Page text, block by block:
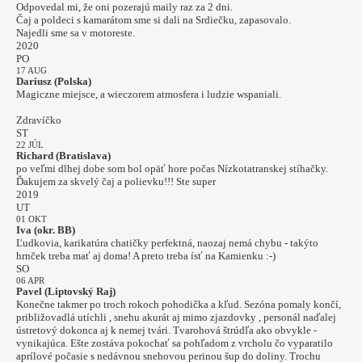
Odpovedal mi, že oni pozerajú maily raz za 2 dni.
Čaj a poldeci s kamarátom sme si dali na Srdiečku, zapasovalo.
Najedli sme sa v motoreste.
2020
PO
17 AUG
Dariusz (Polska)
Magiczne miejsce, a wieczorem atmosfera i ludzie wspaniali.
Zdravíčko
ST
22 JÚL
Richard (Bratislava)
po veľmi dlhej dobe som bol opäť hore počas Nízkotatranskej stíhačky.
Ďakujem za skvelý čaj a polievku!!! Ste super
2019
UT
01 OKT
Iva (okr. BB)
Ľudkovia, karikatúra chatičky perfektná, naozaj nemá chybu - takýto
hrnček treba mať aj doma! A preto treba ísť na Kamienku :-)
SO
06 APR
Pavel (Liptovský Raj)
Konečne takmer po troch rokoch pohodička a kľud. Sezóna pomaly končí,
približovadlá utíchli , snehu akurát aj mimo zjazdovky , personál naďalej
ústretový dokonca aj k nemej tvári. Tvarohová štrúdľa ako obvykle -
vynikajúca. Ešte zostáva pokochať sa pohľadom z vrcholu čo vyparatilo
aprílové počasie s nedávnou snehovou perinou šup do doliny. Trochu